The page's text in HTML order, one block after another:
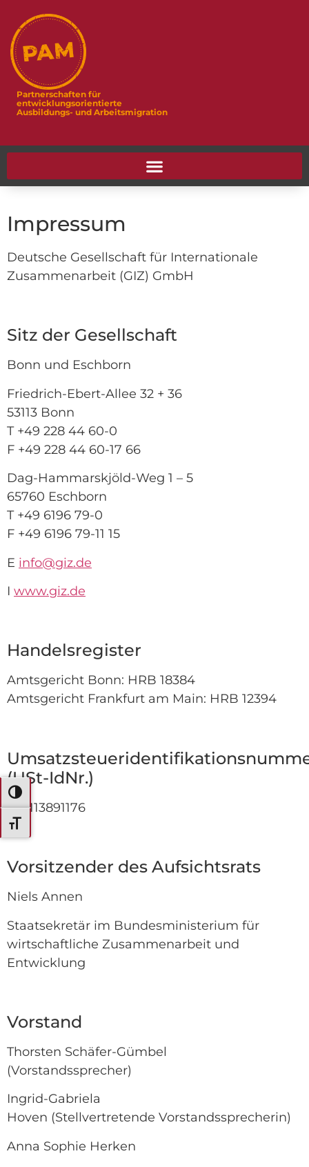
Umschalten auf hohe Kontraste
Schrift vergrößern
Partnerschaften für
entwicklungsorientierte
Ausbildungs- und Arbeitsmigration
Impressum
Deutsche Gesellschaft für Internationale
Zusammenarbeit (GIZ) GmbH
Sitz der Gesellschaft
Bonn und Eschborn
Friedrich-Ebert-Allee 32 + 36
53113 Bonn
T +49 228 44 60-0
F +49 228 44 60-17 66
Dag-Hammarskjöld-Weg 1 – 5
65760 Eschborn
T +49 6196 79-0
F +49 6196 79-11 15
E info@giz.de
I www.giz.de
Handelsregister
Amtsgericht Bonn: HRB 18384
Amtsgericht Frankfurt am Main: HRB 12394
(USt-IdNr.)
DE 113891176
Vorsitzender des Aufsichtsrats
Niels Annen
Staatsekretär im Bundesministerium für
wirtschaftliche Zusammenarbeit und
Entwicklung
Vorstand
Thorsten Schäfer-Gümbel
(Vorstandssprecher)
Ingrid-Gabriela
Hoven (Stellvertretende Vorstandssprecherin)
Anna Sophie Herken